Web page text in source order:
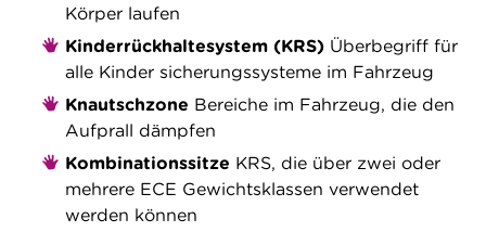
Körper laufen
Kinderrückhaltesystem (KRS) Überbegriff für
alle Kinder­ sicherungssysteme im Fahrzeug
Knautschzone Bereiche im Fahrzeug, die den
Aufprall dämpfen
Kombinationssitze KRS, die über zwei oder
mehrere ECE­ Gewichtsklassen verwendet
werden können